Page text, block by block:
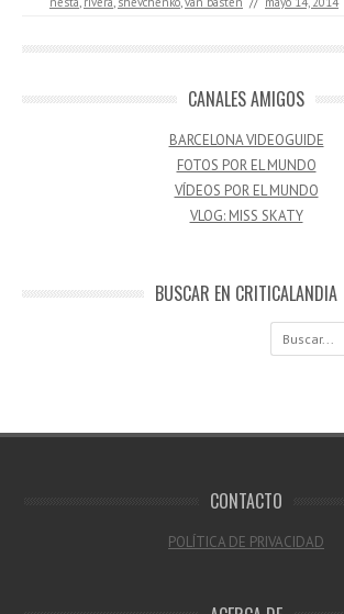
CANALES AMIGOS
BARCELONA VIDEOGUIDE
FOTOS POR EL MUNDO
VÍDEOS POR EL MUNDO
VLOG: MISS SKATY
BUSCAR EN CRITICALANDIA
Buscar
CONTACTO
POLÍTICA DE PRIVACIDAD